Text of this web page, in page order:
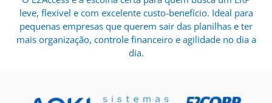
leve, flexível e com excelente custo-benefício. Ideal para
pequenas empresas que querem sair das planilhas e ter
mais organização, controle financeiro e agilidade no dia a
dia.